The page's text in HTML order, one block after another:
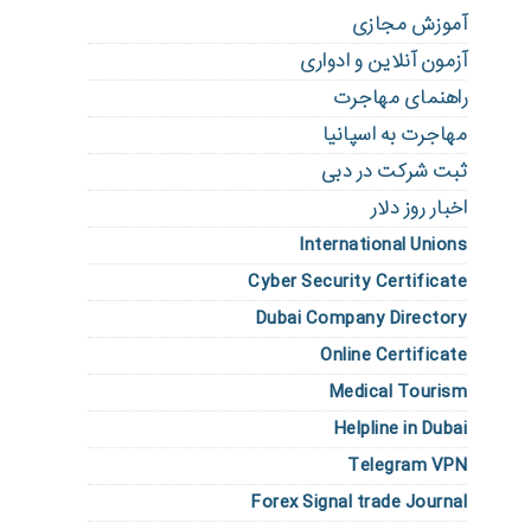
آموزش مجازی
آزمون آنلاین و ادواری
راهنمای مهاجرت
مهاجرت به اسپانیا
ثبت شرکت در دبی
اخبار روز دلار
International Unions
Cyber Security Certificate
Dubai Company Directory
Online Certificate
Medical Tourism
Helpline in Dubai
Telegram VPN
Forex Signal trade Journal